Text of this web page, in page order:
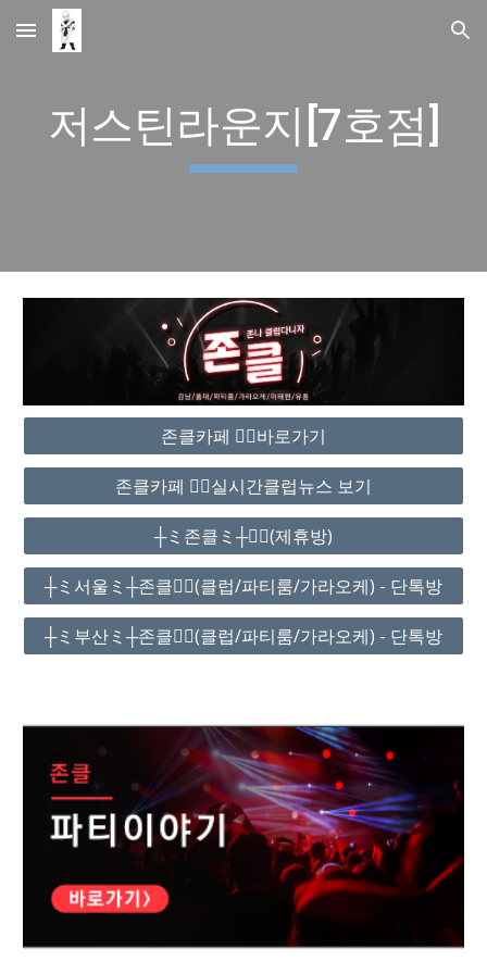
Skip to main content Skip to navigation
저스틴라운지[7호점]
존클카페 ❤️‍🔥바로가기
존클카페 ❤️‍🔥실시간클럽뉴스 보기
┼ミ존클ミ┼❤️‍🔥(제휴방)
┼ミ서울ミ┼존클❤️‍🔥(클럽/파티룸/가라오케) - 단톡방
┼ミ부산ミ┼존클❤️‍🔥(클럽/파티룸/가라오케) - 단톡방